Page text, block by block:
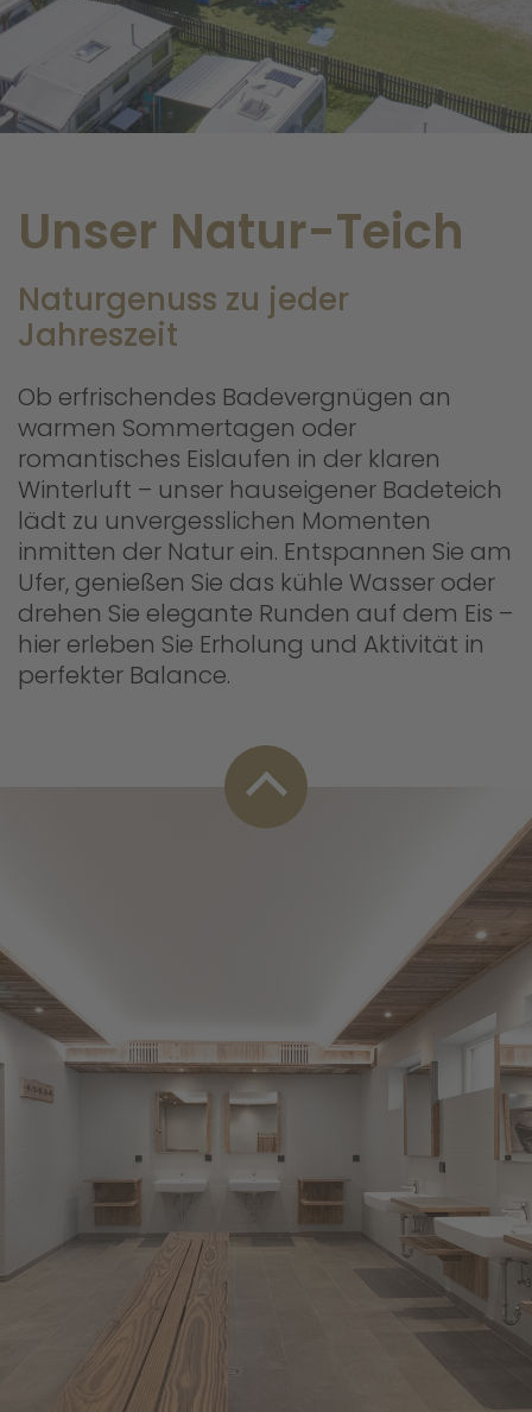
Unser Natur-Teich
Naturgenuss zu jeder
Jahreszeit
Ob erfrischendes Badevergnügen an
warmen Sommertagen oder
romantisches Eislaufen in der klaren
Winterluft – unser hauseigener Badeteich
lädt zu unvergesslichen Momenten
inmitten der Natur ein. Entspannen Sie am
Ufer, genießen Sie das kühle Wasser oder
drehen Sie elegante Runden auf dem Eis –
hier erleben Sie Erholung und Aktivität in
perfekter Balance.